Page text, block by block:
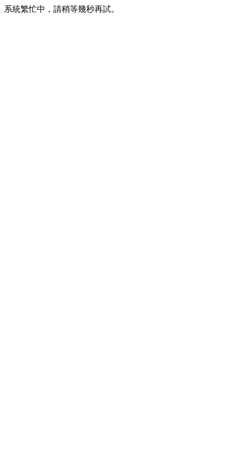
系統繁忙中，請稍等幾秒再試。